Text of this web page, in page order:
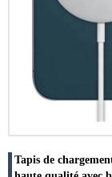
Tapis de